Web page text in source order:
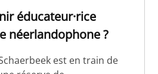
éducateur·rice
néerlandophone ?
est en train de